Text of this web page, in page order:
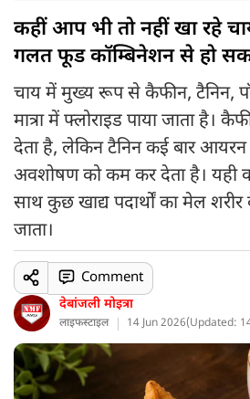
कहीं आप भी तो नहीं खा रहे
गलत फूड कॉम्बिनेशन से हो
चाय में मुख्य रूप से कैफीन, टैनिन,
मात्रा में फ्लोराइड पाया जाता है।
देता है, लेकिन टैनिन कई बार
अवशोषण को कम कर देता है। यही
साथ कुछ खाद्य पदार्थों का मेल
जाता।
देबांजली मोइत्रा
लाइफस्टाइल 14 Jun 2026(Updated:
Comment